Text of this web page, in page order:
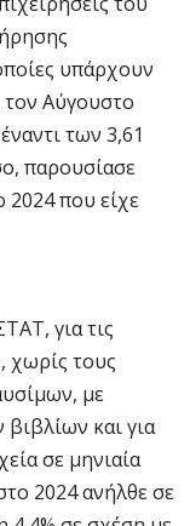
υπάρχουν
τον Αύγουστο
των 3,61
παρουσίασε
2024 που είχε
για τις
χωρίς τους
με
και για
σε μηνιαία
2024 ανήλθε σε